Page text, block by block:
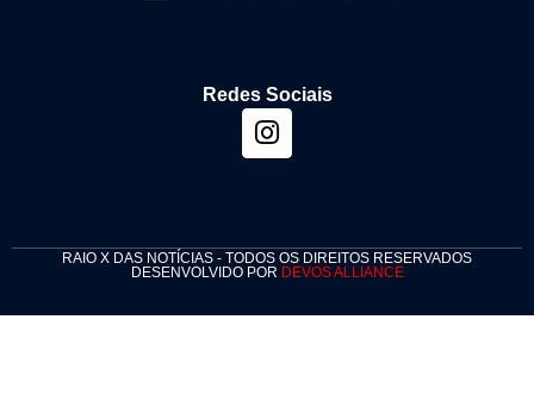
Redes Sociais
RAIO X DAS NOTÍCIAS - TODOS OS DIREITOS RESERVADOS
DESENVOLVIDO POR DEVOS ALLIANCE